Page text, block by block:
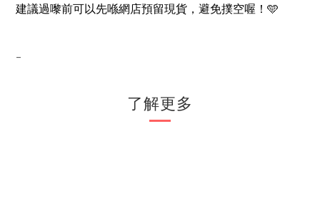
建議過嚟前可以先喺網店預留現貨，避免撲空喔！🩵
-
了解更多